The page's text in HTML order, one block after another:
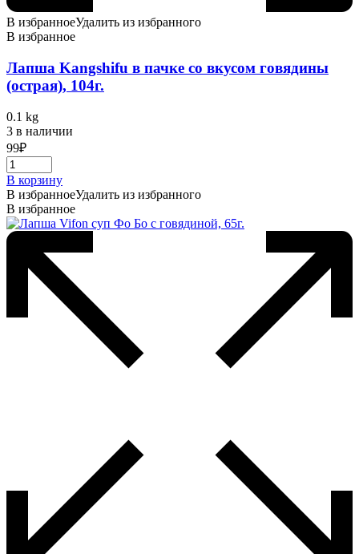
В избранноеУдалить из избранного
В избранное
Лапша Kangshifu в пачке со вкусом говядины
(острая), 104г.
0.1 kg
3 в наличии
99₽
В корзину
В избранноеУдалить из избранного
В избранное